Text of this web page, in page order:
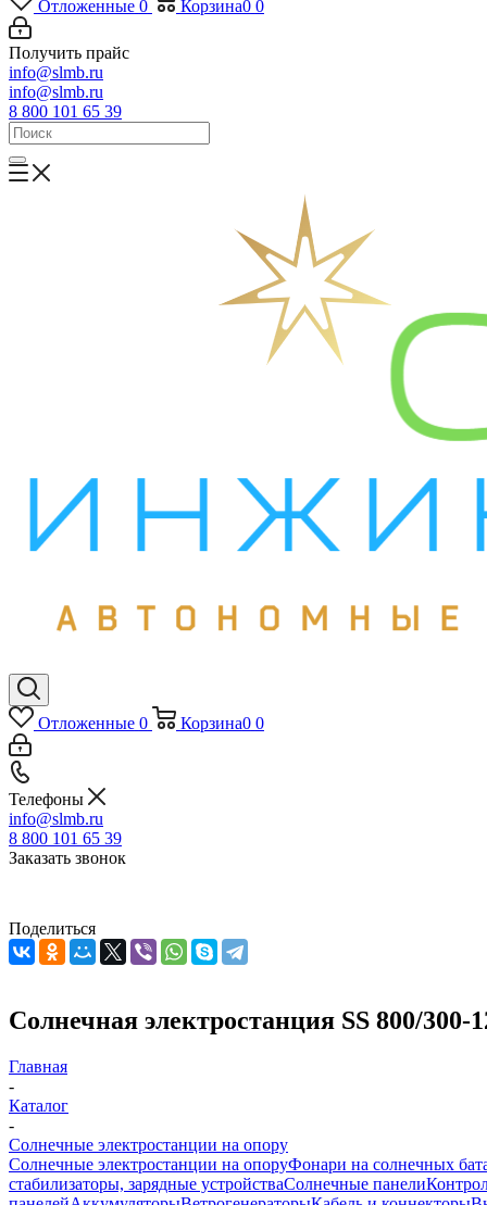
Отложенные 0 Корзина0 0
Получить прайс
info@slmb.ru
info@slmb.ru
8 800 101 65 39
Отложенные 0 Корзина0 0
Телефоны
info@slmb.ru
8 800 101 65 39
Заказать звонок
Поделиться
Солнечная электростанция SS 800/300-
Главная
-
Каталог
-
Солнечные электростанции на опору
Солнечные электростанции на опоруФонари на солнечных
стабилизаторы, зарядные устройстваСолнечные панели